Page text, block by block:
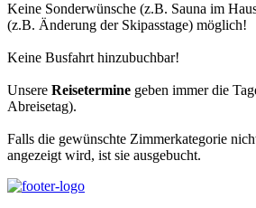
Keine Sonderwünsche (z.B. Sauna im
(z.B. Änderung der Skipasstage) möglich!
Keine Busfahrt hinzubuchbar!
Unsere Reisetermine geben immer die
Abreisetag).
Falls die gewünschte Zimmerkategorie
angezeigt wird, ist sie ausgebucht.